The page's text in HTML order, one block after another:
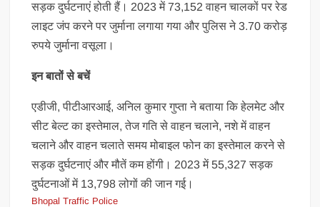
सड़क दुर्घटनाएं होती हैं। 2023 में 73,152 वाहन चालकों पर रेड
लाइट जंप करने पर जुर्माना लगाया गया और पुलिस ने 3.70 करोड़
रुपये जुर्माना वसूला।
इन बातों से बचें
एडीजी, पीटीआरआई, अनिल कुमार गुप्ता ने बताया कि हेलमेट और
सीट बेल्ट का इस्तेमाल, तेज गति से वाहन चलाने, नशे में वाहन
चलाने और वाहन चलाते समय मोबाइल फोन का इस्तेमाल करने से
सड़क दुर्घटनाएं और मौतें कम होंगी। 2023 में 55,327 सड़क
दुर्घटनाओं में 13,798 लोगों की जान गई।
Bhopal Traffic Police